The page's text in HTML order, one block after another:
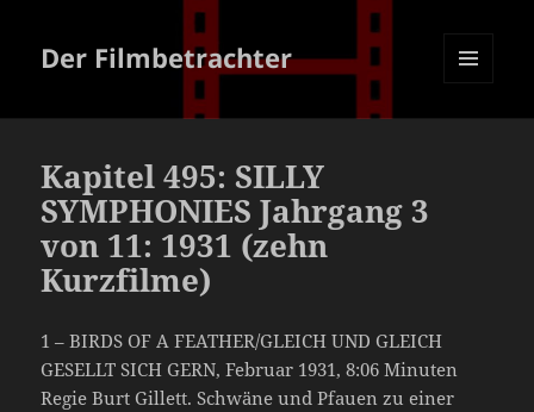
Der Filmbetrachter
Kapitel 495: SILLY
SYMPHONIES Jahrgang 3
von 11: 1931 (zehn
Kurzfilme)
1 – BIRDS OF A FEATHER/GLEICH UND GLEICH
GESELLT SICH GERN, Februar 1931, 8:06 Minuten
Regie Burt Gillett. Schwäne und Pfauen zu einer